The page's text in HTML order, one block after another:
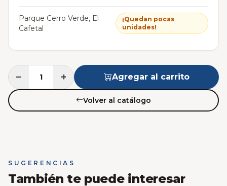
Parque Cerro Verde, El
Cafetal
¡Quedan pocas
unidades!
− + Agregar al carrito
Volver al catálogo
SUGERENCIAS
También te puede interesar